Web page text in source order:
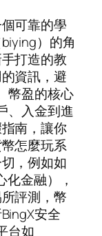
可靠的學
）的角
打造的教
資訊，避
幣盈的核心
、入金到進
南，讓你
怎麼玩系
，例如如
化金融），
評測，幣
安全
台如